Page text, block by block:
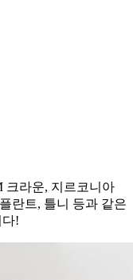
크라운, 지르코니아
란트, 틀니 등과 같은
!